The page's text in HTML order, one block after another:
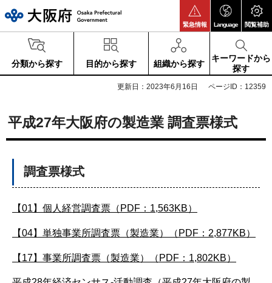
緊急情報 Language 閲覧補助
分類から探す 目的から探す 組織から探す
キーワードから
探す
更新日：2023年6月16日 ページID：12359
平成27年大阪府の製造業 調査票様式
調査票様式
【01】個人経営調査票（PDF：1,563KB）
【04】単独事業所調査票（製造業）（PDF：2,877KB）
【17】事業所調査票（製造業）（PDF：1,802KB）